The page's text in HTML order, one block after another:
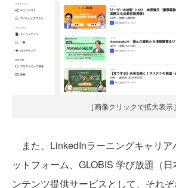
［画像クリックで拡大表示］
また、LinkedInラーニングキャリア
ットフォーム、GLOBIS 学び放題（
ンテンツ提供サービスとして、それ